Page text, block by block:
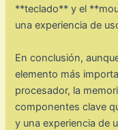
**teclado** y el
una experiencia de
En conclusión,
elemento más
procesador, la
componentes clave
y una experiencia de